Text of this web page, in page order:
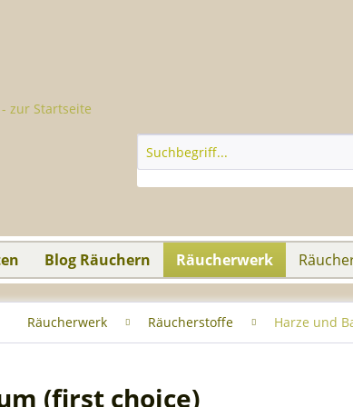
Blog Räuchern Räucherwerk
Räucherwerk Räucherstoffe Harze und
(first choice)